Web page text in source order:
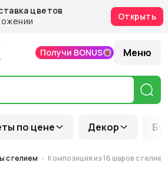
цветов
Открыть
по цене Декор
Получи BONUS Меню
с гелием Композиция из 16 шаров с